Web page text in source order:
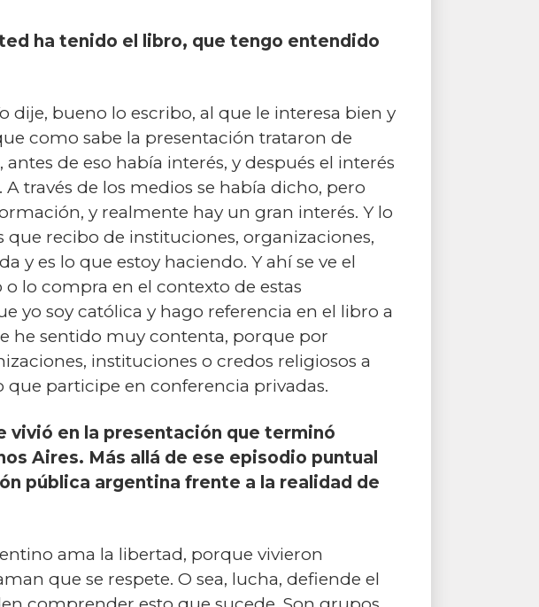
ha tenido el libro, que tengo entendido
dije, bueno lo escribo, al que le interesa bien y
como sabe la presentación trataron de
de eso había interés, y después el interés
través de los medios se había dicho, pero
y realmente hay un gran interés. Y lo
recibo de instituciones, organizaciones,
y es lo que estoy haciendo. Y ahí se ve el
lo compra en el contexto de estas
yo soy católica y hago referencia en el libro a
he sentido muy contenta, porque por
instituciones o credos religiosos a
participe en conferencia privadas.
vivió en la presentación que terminó
Aires. Más allá de ese episodio puntual
pública argentina frente a la realidad de
ama la libertad, porque vivieron
que se respete. O sea, lucha, defiende el